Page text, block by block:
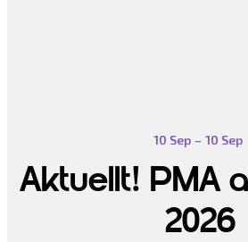
10 Sep – 10 Sep
Aktuellt! PMA
2026